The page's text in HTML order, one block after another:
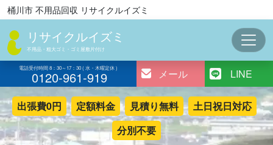
コ
ン
ン
ツ
キ
ッ
プ
桶川市 不用品回収 リサイクルイズミ
リサイクルイズミ
不用品・粗大ゴミ・ゴミ屋敷片付け
電話受付時間 8：30～17：30 ( 水・木曜定休 )
0120-961-919 メール LINE
出張費0円 定額料金 見積り無料
土日祝日対応
分別不要